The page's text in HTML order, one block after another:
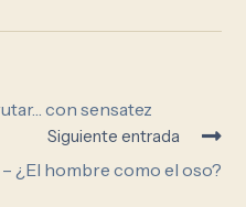
con sensatez
Siguiente entrada
¿El hombre como el oso?